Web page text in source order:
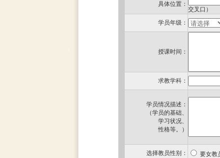
具体位置：
交叉口）
学员年级：
授课时间：
求教学科：
学员情况描述：
（学员的基础、
学习状况、
性格等。）
选择教员性别： 要女